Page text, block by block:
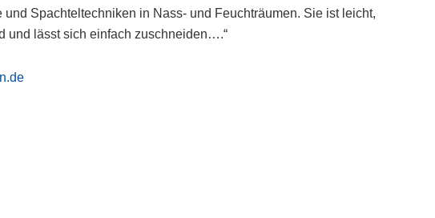
Spachteltechniken in Nass- und Feuchträumen. Sie ist leicht,
und lässt sich einfach zuschneiden….“